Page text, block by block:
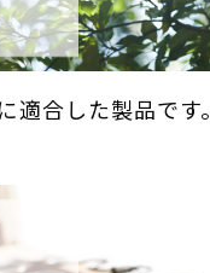
適合した製品です。